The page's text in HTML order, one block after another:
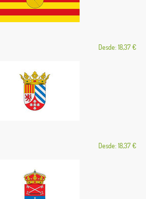
Desde: 18,37 €
Desde: 18,37 €